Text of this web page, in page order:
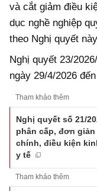
và cắt giảm điều
dục nghề nghiệp
theo Nghị quyết
Nghị quyết 23/
ngày 29/4/2026
Tham khảo thêm
Nghị quyết số 21/
phân cấp, đơn
chính, điều kiện
y tế
Tham khảo thêm